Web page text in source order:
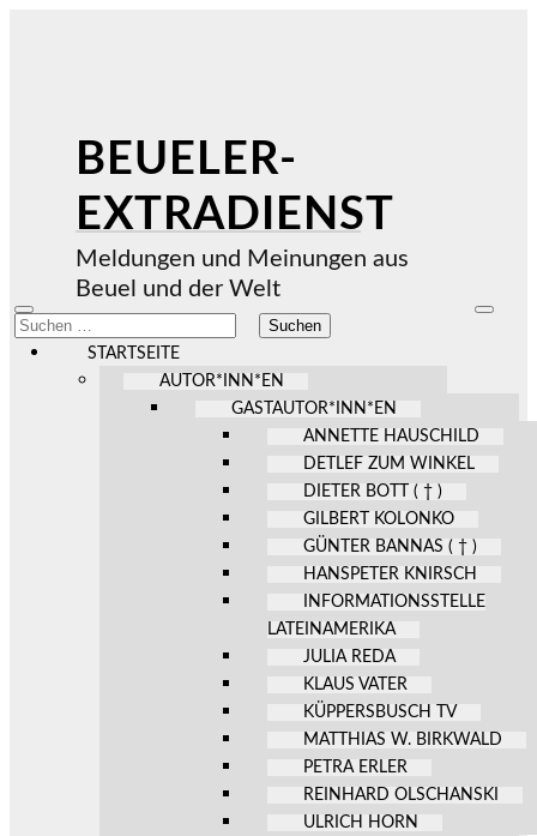
BEUELER-
EXTRADIENST
Meldungen und Meinungen aus
Beuel und der Welt
Mobile-
Menü
ein-/ausblenden
Suchen
nach:
STARTSEITE
AUTOR*INN*EN
GASTAUTOR*INN*EN
ANNETTE HAUSCHILD
DETLEF ZUM WINKEL
DIETER BOTT ( † )
GILBERT KOLONKO
GÜNTER BANNAS ( † )
HANSPETER KNIRSCH
INFORMATIONSSTELLE
LATEINAMERIKA
JULIA REDA
KLAUS VATER
KÜPPERSBUSCH TV
MATTHIAS W. BIRKWALD
PETRA ERLER
REINHARD OLSCHANSKI
ULRICH HORN